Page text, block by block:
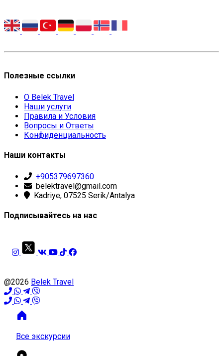
Полезные ссылки
О Belek Travel
Наши услуги
Правила и Условия
Вопросы и Ответы
Конфиденциальность
Наши контакты
+905379697360
belektravel@gmail.com
Kadriye, 07525 Serik/Antalya
Подписывайтесь на нас
@2026 Belek Travel
Все экскурсии